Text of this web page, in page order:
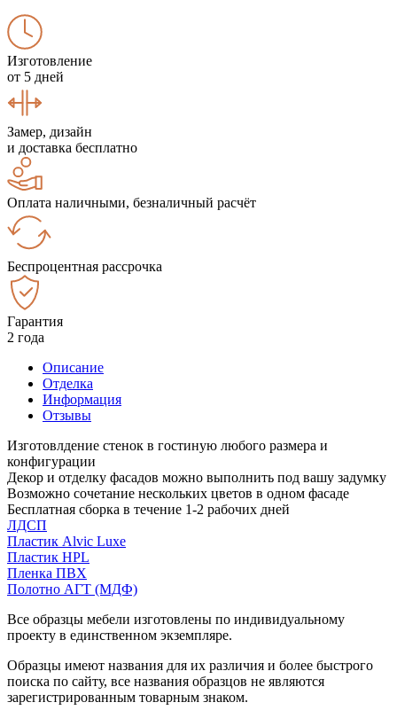
Изготовление
от 5 дней
Замер, дизайн
и доставка бесплатно
Оплата наличными, безналичный расчёт
Беспроцентная рассрочка
Гарантия
2 года
Описание
Отделка
Информация
Отзывы
Изготовлдение стенок в гостиную любого размера и
конфигурации
Декор и отделку фасадов можно выполнить под вашу задумку
Возможно сочетание нескольких цветов в одном фасаде
Бесплатная сборка в течение 1-2 рабочих дней
ЛДСП
Пластик Alvic Luxe
Пластик HPL
Пленка ПВХ
Полотно АГТ (МДФ)
Все образцы мебели изготовлены по индивидуальному
проекту в единственном экземпляре.
Образцы имеют названия для их различия и более быстрого
поиска по сайту, все названия образцов не являются
зарегистрированным товарным знаком.